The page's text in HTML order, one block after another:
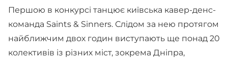
Першою в конкурсі танцює київська кавер-денс-
команда Saints & Sinners. Слідом за нею протягом
найближчим двох годин виступають ще понад 20
колективів із різних міст, зокрема Дніпра,